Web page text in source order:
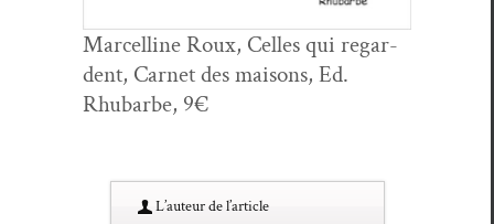
Mar­celline Roux, Celles qui regar­
dent, Car­net des maisons, Ed.
Rhubarbe, 9€
L’au­teur de l’article